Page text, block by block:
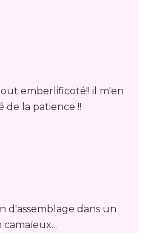
emberlificoté!! il m'en
de la patience !!
d'assemblage dans un